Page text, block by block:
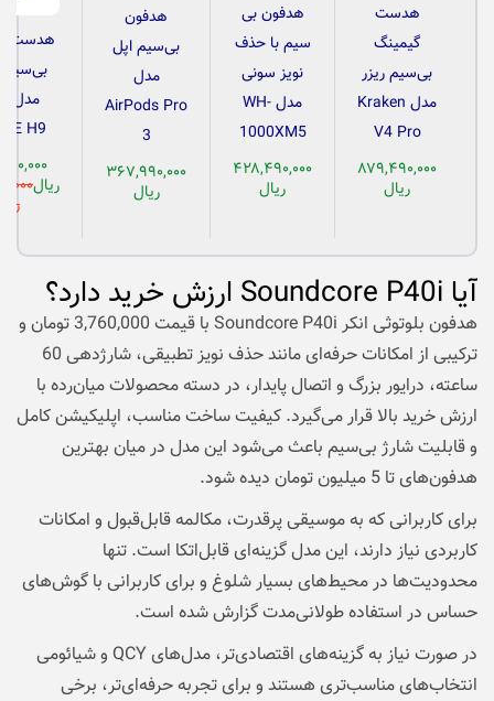
هدست
گیمینگ
بی‌سیم ریزر
مدل Kraken
V4 Pro
۸۷۹,۴۹۰,۰۰۰
ریال
هدفون بی
سیم با حذف
نویز سونی
مدل WH-
1000XM5
۴۲۸,۴۹۰,۰۰۰
ریال
هدفون
بی‌سیم اپل
مدل
AirPods Pro
3
۳۶۷,۹۹۰,۰۰۰
ریال
هدست
H9
ریال
آیا Soundcore P40i ارزش خرید دارد؟
هدفون بلوتوثی انکر Soundcore P40i با قیمت 3,760,000 تومان و
ترکیبی از امکانات حرفه‌ای مانند حذف نویز تطبیقی، شارژدهی 60
ساعته، درایور بزرگ و اتصال پایدار، در دسته محصولات میان‌رده با
ارزش خرید بالا قرار می‌گیرد. کیفیت ساخت مناسب، اپلیکیشن کامل
و قابلیت شارژ بی‌سیم باعث می‌شود این مدل در میان بهترین
هدفون‌های تا 5 میلیون تومان دیده شود.
برای کاربرانی که به موسیقی پرقدرت، مکالمه قابل‌قبول و امکانات
کاربردی نیاز دارند، این مدل گزینه‌ای قابل‌اتکا است. تنها
محدودیت‌ها در محیط‌های بسیار شلوغ و برای کاربرانی با گوش‌های
حساس در استفاده طولانی‌مدت گزارش شده است.
در صورت نیاز به گزینه‌های اقتصادی‌تر، مدل‌های QCY و شیائومی
انتخاب‌های مناسب‌تری هستند و برای تجربه حرفه‌ای‌تر، برخی